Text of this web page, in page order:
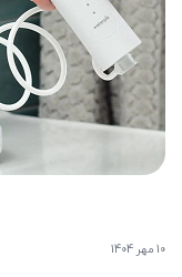
10 مهر 1404